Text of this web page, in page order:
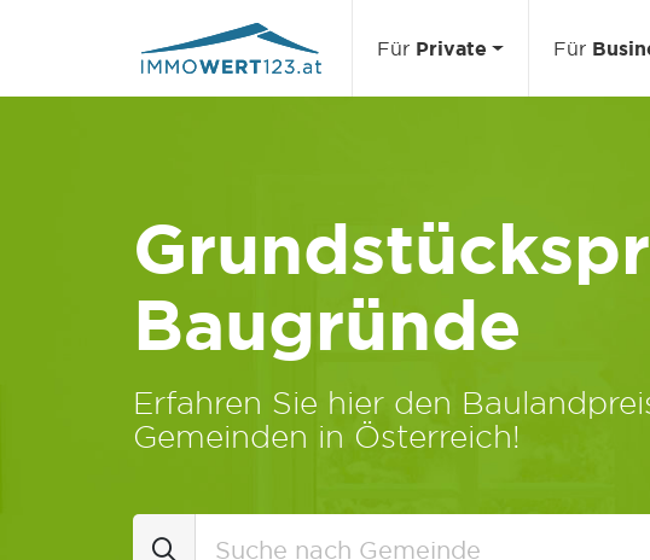
Für Private Für
Baugründe
Erfahren Sie hier den
Gemeinden in Österreich!